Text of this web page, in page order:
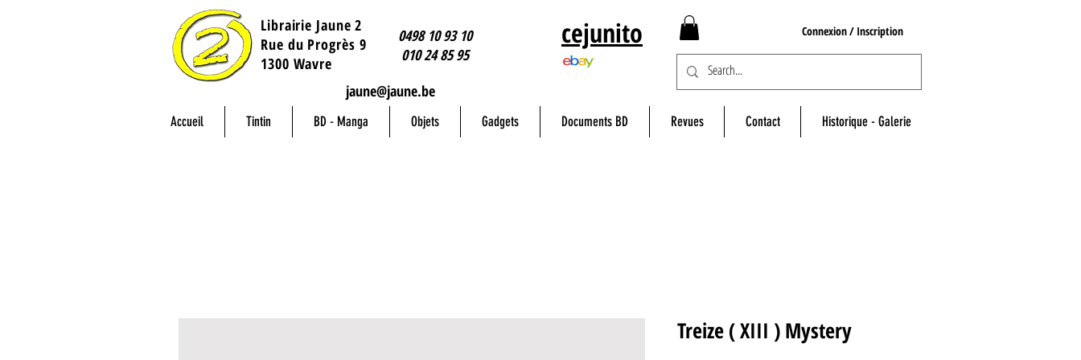
Librairie Jaune 2
​Rue du Progrès 9
1300 Wavre
0498 10 93 10
010 24 85 95
jaune@jaune.be
cejunito Connexion / Inscription
Accueil Tintin BD - Manga Objets Gadgets Documents BD Revues Contact Historique - Galerie
Treize ( XIII ) Mystery